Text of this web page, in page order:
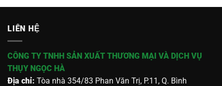
LIÊN HỆ
CÔNG TY TNHH SẢN XUẤT THƯƠNG MẠI VÀ DỊCH VỤ
THỤY NGỌC HÀ
Địa chỉ: Tòa nhà 354/83 Phan Văn Trị, P.11, Q. Bình